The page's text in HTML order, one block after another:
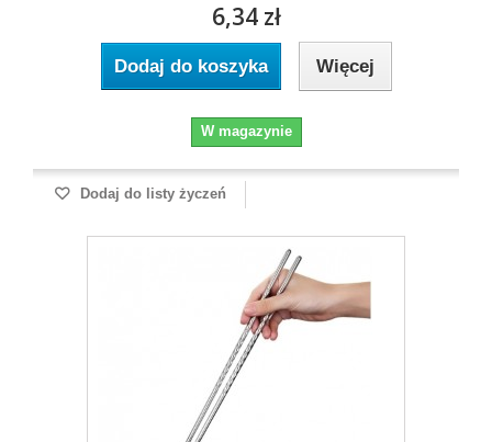
6,34 zł
Dodaj do koszyka Więcej
W magazynie
Dodaj do listy życzeń